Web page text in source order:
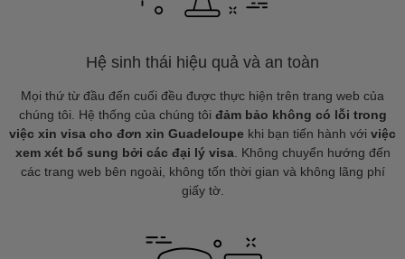
Hệ sinh thái hiệu quả và an toàn
Mọi thứ từ đầu đến cuối đều được thực hiện trên trang web của
chúng tôi. Hệ thống của chúng tôi đảm bảo không có lỗi trong
việc xin visa cho đơn xin Guadeloupe khi bạn tiến hành với việc
xem xét bổ sung bởi các đại lý visa. Không chuyển hướng đến
các trang web bên ngoài, không tốn thời gian và không lãng phí
giấy tờ.